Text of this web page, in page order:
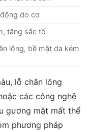
do cơ
tăng sắc tố
lông, bề mặt da kém
lỗ chân lông
các công nghệ
gương mặt mất thể
phương pháp